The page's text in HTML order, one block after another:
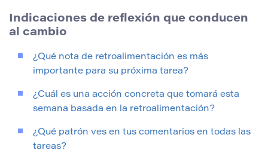
Indicaciones de reflexión que conducen
al cambio
¿Qué nota de retroalimentación es más
importante para su próxima tarea?
¿Cuál es una acción concreta que tomará esta
semana basada en la retroalimentación?
¿Qué patrón ves en tus comentarios en todas las
tareas?